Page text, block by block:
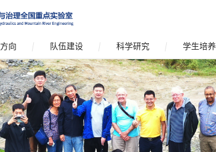
向 队伍建设 科学研究 学生培养